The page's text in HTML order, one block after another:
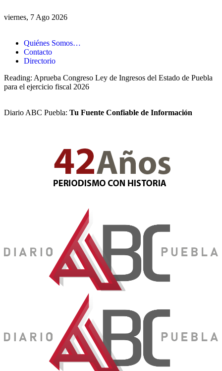
viernes, 7 Ago 2026
Quiénes Somos…
Contacto
Directorio
Reading: Aprueba Congreso Ley de Ingresos del Estado de Puebla
para el ejercicio fiscal 2026
Diario ABC Puebla: Tu Fuente Confiable de Información